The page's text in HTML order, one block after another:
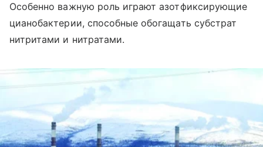
Особенно важную роль играют азотфиксирующие
цианобактерии, способные обогащать субстрат
нитритами и нитратами.